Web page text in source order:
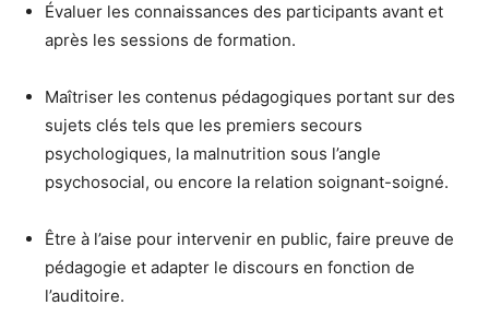
Évaluer les connaissances des participants avant et
après les sessions de formation.
Maîtriser les contenus pédagogiques portant sur des
sujets clés tels que les premiers secours
psychologiques, la malnutrition sous l’angle
psychosocial, ou encore la relation soignant-soigné.
Être à l’aise pour intervenir en public, faire preuve de
pédagogie et adapter le discours en fonction de
l’auditoire.